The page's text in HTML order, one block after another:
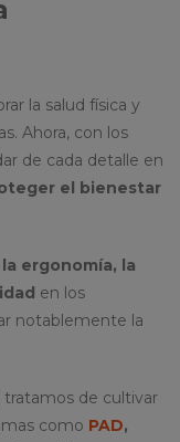
la salud física y
Ahora, con los
de cada detalle en
el bienestar
la ergonomía, la
en los
notablemente la
tratamos de cultivar
como PAD,